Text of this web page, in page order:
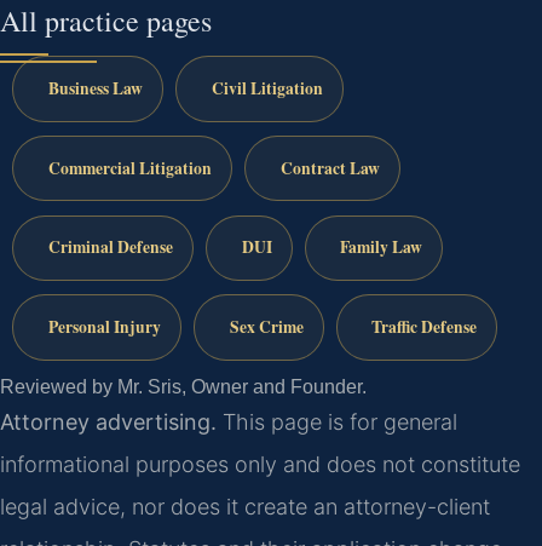
All practice pages
Business Law Civil Litigation
Commercial Litigation Contract Law
Criminal Defense DUI Family Law
Personal Injury Sex Crime Traffic Defense
Reviewed by Mr. Sris, Owner and Founder.
Attorney advertising. This page is for general
informational purposes only and does not constitute
legal advice, nor does it create an attorney-client